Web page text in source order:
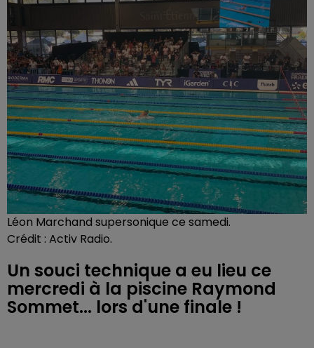
Léon Marchand supersonique ce samedi.
Crédit : Activ Radio.
Un souci technique a eu lieu ce
mercredi à la piscine Raymond
Sommet... lors d'une finale !